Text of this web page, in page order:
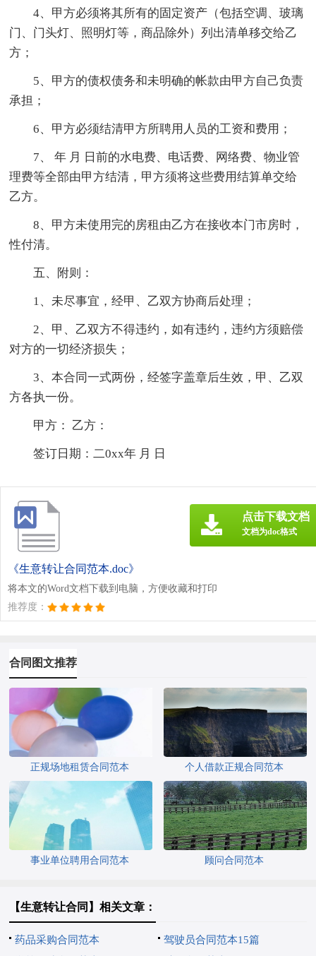
4、甲方必须将其所有的固定资产（包括空调、玻璃
门、门头灯、照明灯等，商品除外）列出清单移交给乙
方；
5、甲方的债权债务和未明确的帐款由甲方自己负责
承担；
6、甲方必须结清甲方所聘用人员的工资和费用；
7、 年 月 日前的水电费、电话费、网络费、物业管
理费等全部由甲方结清，甲方须将这些费用结算单交给
乙方。
8、甲方未使用完的房租由乙方在接收本门市房时，
性付清。
五、附则：
1、未尽事宜，经甲、乙双方协商后处理；
2、甲、乙双方不得违约，如有违约，违约方须赔偿
对方的一切经济损失；
3、本合同一式两份，经签字盖章后生效，甲、乙双
方各执一份。
甲方： 乙方：
签订日期：二0xx年 月 日
《生意转让合同范本.doc》
将本文的Word文档下载到电脑，方便收藏和打印
推荐度：
点击下载文档
文档为doc格式
合同图文推荐
正规场地租赁合同范本 个人借款正规合同范本
事业单位聘用合同范本 顾问合同范本
【生意转让合同】相关文章：
药品采购合同范本
驾驶员合同范本15篇